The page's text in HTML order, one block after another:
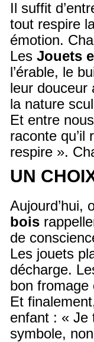
Il suffit
tout respire
émotion.
Les Jouets
l’érable, le
leur douceur
la nature
Et entre
raconte qu’il
respire ».
UN
Aujourd’hui,
bois
de
Les jouets
décharge.
bon fromage
Et
enfant : « Je
symbole,